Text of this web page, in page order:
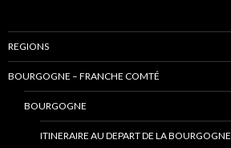
REGIONS
BOURGOGNE – FRANCHE COMTÉ
BOURGOGNE
ITINERAIRE AU DEPART DE LA BOURGOGNE